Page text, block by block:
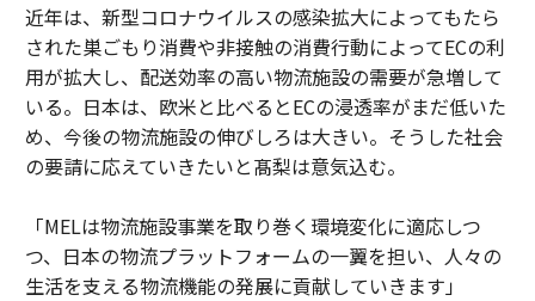
近年は、新型コロナウイルスの感染拡大によってもたら
された巣ごもり消費や非接触の消費行動によってECの利
用が拡大し、配送効率の高い物流施設の需要が急増して
いる。日本は、欧米と比べるとECの浸透率がまだ低いた
め、今後の物流施設の伸びしろは大きい。そうした社会
の要請に応えていきたいと髙梨は意気込む。
「MELは物流施設事業を取り巻く環境変化に適応しつ
つ、日本の物流プラットフォームの一翼を担い、人々の
生活を支える物流機能の発展に貢献していきます」